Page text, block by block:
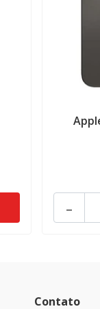
-
Contato